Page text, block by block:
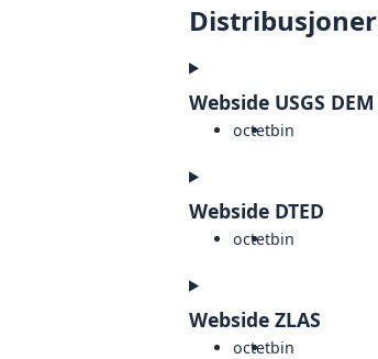
Distribusjoner
Webside USGS DEM
octetbin
Webside DTED
octetbin
Webside ZLAS
octetbin